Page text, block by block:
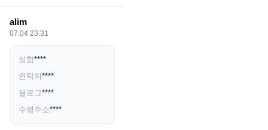
alim
07.04 23:31
성함****
연락처 ****
블로그****
수령주소****